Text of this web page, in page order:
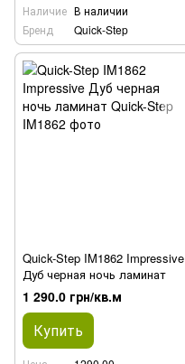
Наличие В наличии
Бренд
Quick-Step
Quick-Step IM1862 Impressive
Дуб черная ночь ламинат
1 290.0 грн/кв.м
Купить